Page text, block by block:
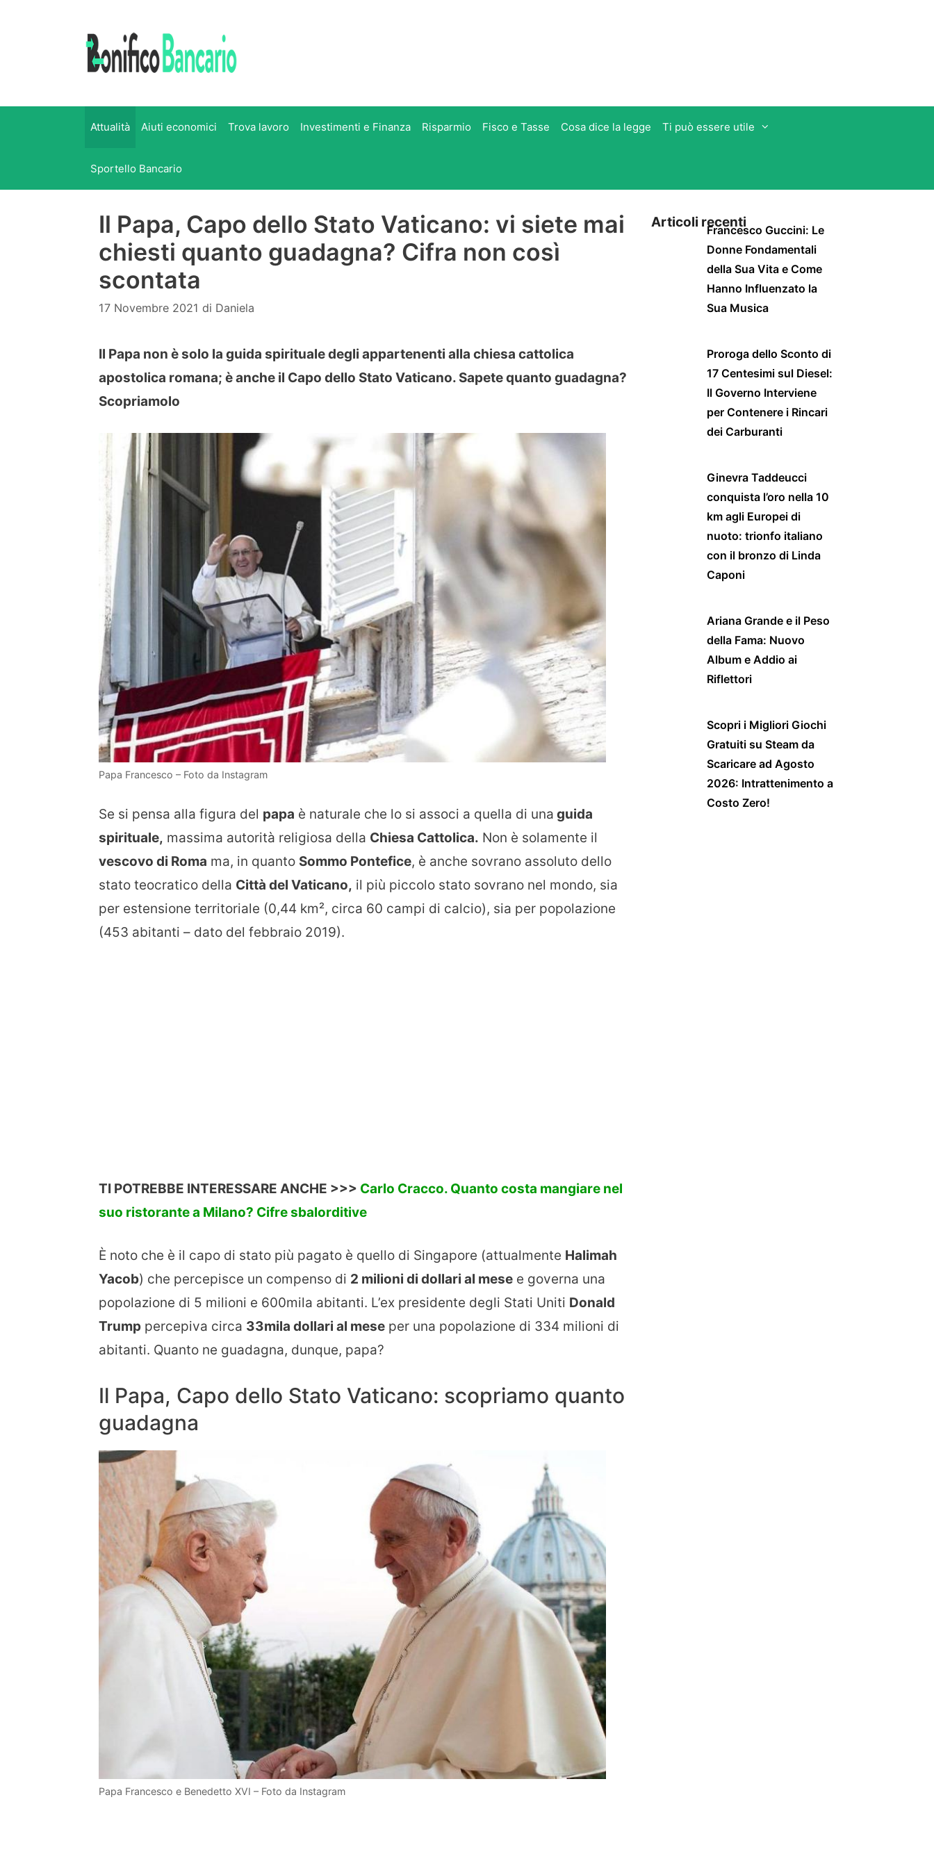
Attualità Aiuti economici Trova lavoro Investimenti e Finanza Risparmio Fisco e Tasse Cosa dice la legge Ti può essere utile
Sportello Bancario
Il Papa, Capo dello Stato Vaticano: vi siete mai
chiesti quanto guadagna? Cifra non così
scontata
17 Novembre 2021 di Daniela
Il Papa non è solo la guida spirituale degli appartenenti alla chiesa cattolica
apostolica romana; è anche il Capo dello Stato Vaticano. Sapete quanto guadagna?
Scopriamolo
Papa Francesco – Foto da Instagram
Se si pensa alla figura del papa è naturale che lo si associ a quella di una guida
spirituale, massima autorità religiosa della Chiesa Cattolica. Non è solamente il
vescovo di Roma ma, in quanto Sommo Pontefice, è anche sovrano assoluto dello
stato teocratico della Città del Vaticano, il più piccolo stato sovrano nel mondo, sia
per estensione territoriale (0,44 km², circa 60 campi di calcio), sia per popolazione
(453 abitanti – dato del febbraio 2019).
TI POTREBBE INTERESSARE ANCHE >>> Carlo Cracco. Quanto costa mangiare nel
suo ristorante a Milano? Cifre sbalorditive
È noto che è il capo di stato più pagato è quello di Singapore (attualmente Halimah
Yacob) che percepisce un compenso di 2 milioni di dollari al mese e governa una
popolazione di 5 milioni e 600mila abitanti. L’ex presidente degli Stati Uniti Donald
Trump percepiva circa 33mila dollari al mese per una popolazione di 334 milioni di
abitanti. Quanto ne guadagna, dunque, papa?
Il Papa, Capo dello Stato Vaticano: scopriamo quanto
guadagna
Papa Francesco e Benedetto XVI – Foto da Instagram
Articoli recentiFrancesco Guccini: Le
Donne Fondamentali
della Sua Vita e Come
Hanno Influenzato la
Sua Musica
Proroga dello Sconto di
17 Centesimi sul Diesel:
Il Governo Interviene
per Contenere i Rincari
dei Carburanti
Ginevra Taddeucci
conquista l’oro nella 10
km agli Europei di
nuoto: trionfo italiano
con il bronzo di Linda
Caponi
Ariana Grande e il Peso
della Fama: Nuovo
Album e Addio ai
Riflettori
Scopri i Migliori Giochi
Gratuiti su Steam da
Scaricare ad Agosto
2026: Intrattenimento a
Costo Zero!